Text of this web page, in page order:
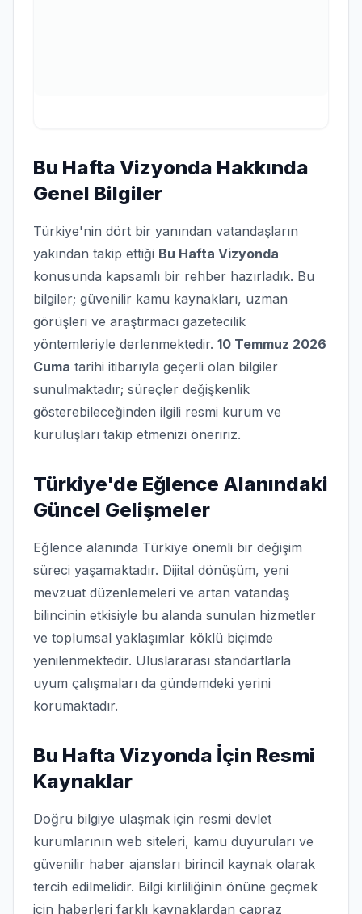
Bu Hafta Vizyonda Hakkında
Genel Bilgiler
Türkiye'nin dört bir yanından vatandaşların
yakından takip ettiği Bu Hafta Vizyonda
konusunda kapsamlı bir rehber hazırladık. Bu
bilgiler; güvenilir kamu kaynakları, uzman
görüşleri ve araştırmacı gazetecilik
yöntemleriyle derlenmektedir. 10 Temmuz 2026
Cuma tarihi itibarıyla geçerli olan bilgiler
sunulmaktadır; süreçler değişkenlik
gösterebileceğinden ilgili resmi kurum ve
kuruluşları takip etmenizi öneririz.
Türkiye'de Eğlence Alanındaki
Güncel Gelişmeler
Eğlence alanında Türkiye önemli bir değişim
süreci yaşamaktadır. Dijital dönüşüm, yeni
mevzuat düzenlemeleri ve artan vatandaş
bilincinin etkisiyle bu alanda sunulan hizmetler
ve toplumsal yaklaşımlar köklü biçimde
yenilenmektedir. Uluslararası standartlarla
uyum çalışmaları da gündemdeki yerini
korumaktadır.
Bu Hafta Vizyonda İçin Resmi
Kaynaklar
Doğru bilgiye ulaşmak için resmi devlet
kurumlarının web siteleri, kamu duyuruları ve
güvenilir haber ajansları birincil kaynak olarak
tercih edilmelidir. Bilgi kirliliğinin önüne geçmek
için haberleri farklı kaynaklardan çapraz